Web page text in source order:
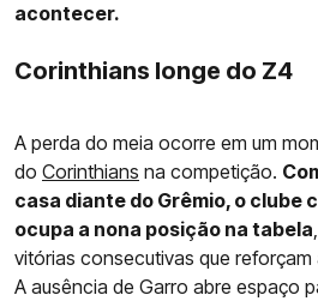
acontecer.
Corinthians longe do Z4
A perda do meia ocorre em um
do Corinthians na competição.
casa diante do Grêmio, o clube
ocupa a nona posição na tabela
vitórias consecutivas que
A ausência de Garro abre espaço